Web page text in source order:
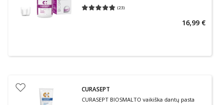
tirpalas
(23)
Vidutinis įvertinimas 4.74
16,99 €
CURASEPT
CURASEPT BIOSMALTO vaikiška dantų pasta